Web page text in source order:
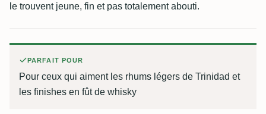
le trouvent jeune, fin et pas totalement abouti.
PARFAIT POUR
Pour ceux qui aiment les rhums légers de Trinidad et
les finishes en fût de whisky